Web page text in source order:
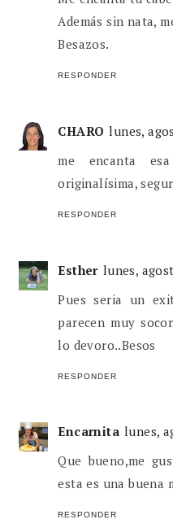
Además sin nata,
Besazos.
RESPONDER
CHARO lunes,
me encanta
originalísima,
RESPONDER
Esther lunes,
Pues seria un
parecen muy
lo devoro..Besos
RESPONDER
Encarnita lunes,
Que bueno,me
esta es una buena
RESPONDER